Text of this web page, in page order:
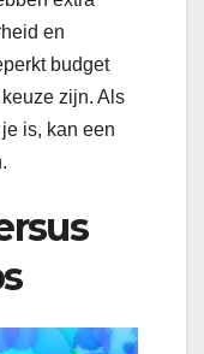
en
budget
zijn. Als
is, kan een